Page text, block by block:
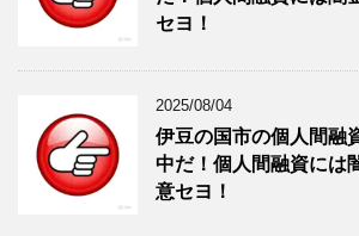
セヨ！
2025/08/04
伊豆の国市の個人間融
中だ！個人間融資には
意セヨ！